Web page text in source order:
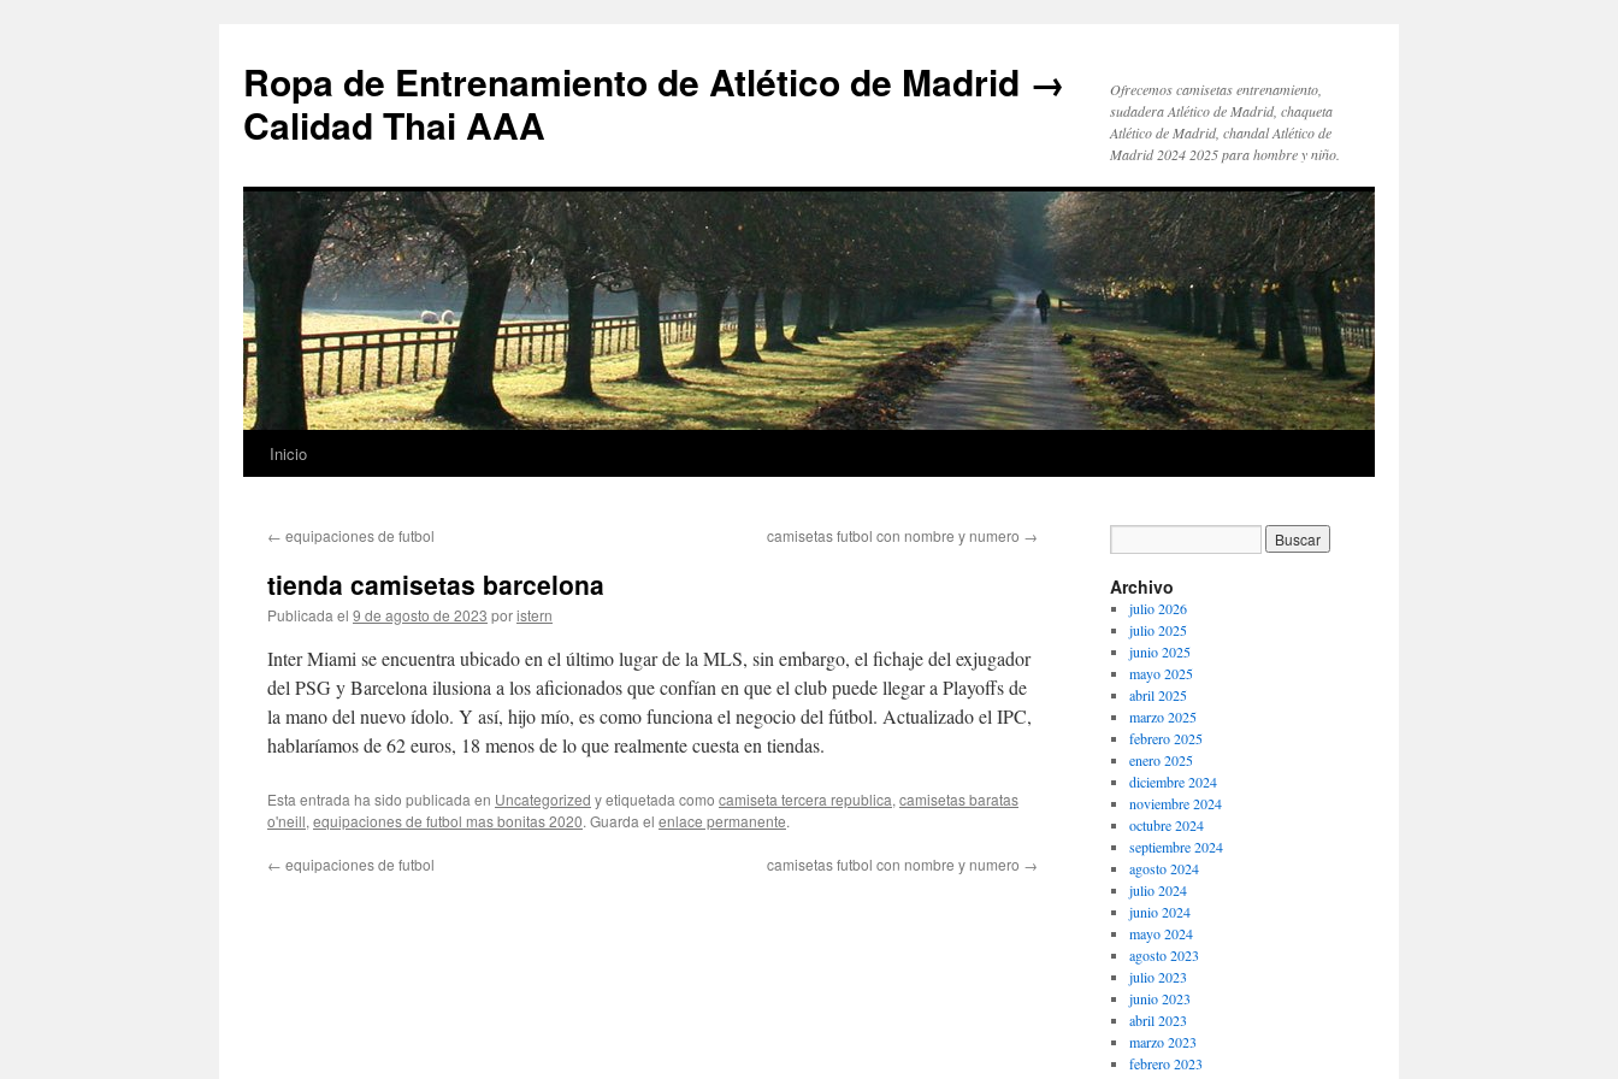
Ropa de Entrenamiento de Atlético de Madrid →
Calidad Thai AAA
Ofrecemos camisetas entrenamiento,
sudadera Atlético de Madrid, chaqueta
Atlético de Madrid, chandal Atlético de
Madrid 2024 2025 para hombre y niño.
Saltar
contenido
Inicio
← equipaciones de futbol camisetas futbol con nombre y numero →
tienda camisetas barcelona
Publicada el 9 de agosto de 2023 poristern
Inter Miami se encuentra ubicado en el último lugar de la MLS, sin embargo, el fichaje del exjugador
del PSG y Barcelona ilusiona a los aficionados que confían en que el club puede llegar a Playoffs de
la mano del nuevo ídolo. Y así, hijo mío, es como funciona el negocio del fútbol. Actualizado el IPC,
hablaríamos de 62 euros, 18 menos de lo que realmente cuesta en tiendas.
Esta entrada ha sido publicada en Uncategorized y etiquetada como camiseta tercera republica, camisetas baratas
o'neill, equipaciones de futbol mas bonitas 2020. Guarda el enlace permanente.
← equipaciones de futbol camisetas futbol con nombre y numero →
Archivo
julio 2026
julio 2025
junio 2025
mayo 2025
abril 2025
marzo 2025
febrero 2025
enero 2025
diciembre 2024
noviembre 2024
octubre 2024
septiembre 2024
agosto 2024
julio 2024
junio 2024
mayo 2024
agosto 2023
julio 2023
junio 2023
abril 2023
marzo 2023
febrero 2023